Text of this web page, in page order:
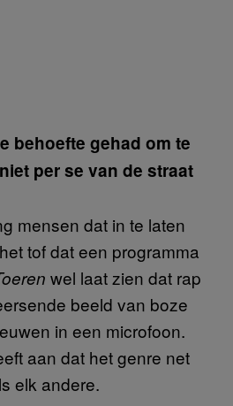
behoefte gehad om te
per se van de straat
mensen dat in te laten
tof dat een programma
wel laat zien dat rap
beeld van boze
in een microfoon.
aan dat het genre net
elk andere.